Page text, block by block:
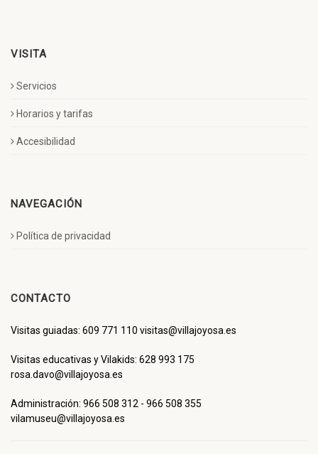
VISITA
Servicios
Horarios y tarifas
Accesibilidad
NAVEGACIÓN
Política de privacidad
CONTACTO
Visitas guiadas: 609 771 110 visitas@villajoyosa.es
Visitas educativas y Vilakids: 628 993 175
rosa.davo@villajoyosa.es
Administración: 966 508 312 - 966 508 355
vilamuseu@villajoyosa.es